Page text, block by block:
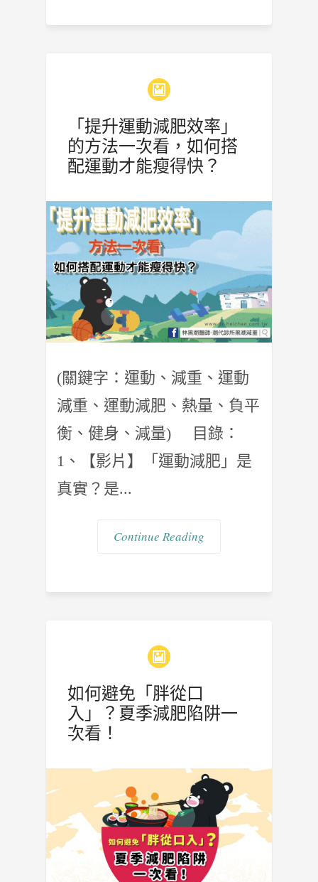
「提升運動減肥效率」
的方法一次看，如何搭
配運動才能瘦得快？
(關鍵字：運動、減重、運動
減重、運動減肥、熱量、負平
衡、健身、減量) 目錄：
1、【影片】「運動減肥」是
真實？是...
Continue Reading
如何避免「胖從口
入」？夏季減肥陷阱一
次看！